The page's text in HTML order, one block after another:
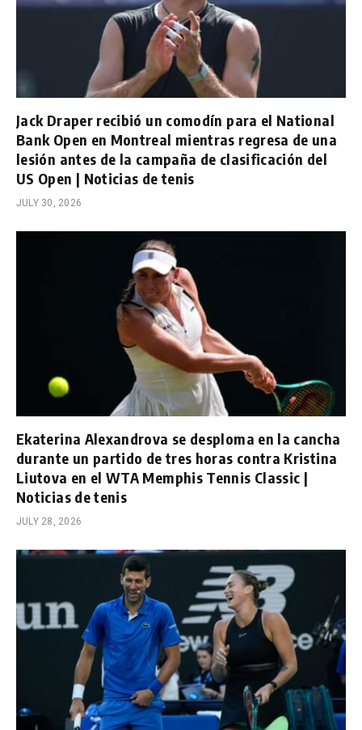
Jack Draper recibió un comodín para el National
Bank Open en Montreal mientras regresa de una
lesión antes de la campaña de clasificación del
US Open | Noticias de tenis
JULY 30, 2026
Ekaterina Alexandrova se desploma en la cancha
durante un partido de tres horas contra Kristina
Liutova en el WTA Memphis Tennis Classic |
Noticias de tenis
JULY 28, 2026